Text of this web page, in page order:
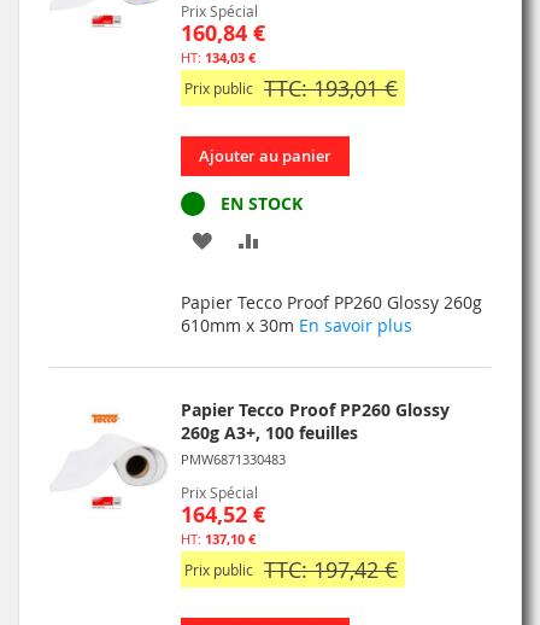
Prix Spécial
160,84 €
134,03 €
Prix public TTC: 193,01 €
Ajouter au panier
EN STOCK
AJOUTER
MA
LISTE
D’ENVIE
COMPARATEUR
Papier Tecco Proof PP260 Glossy 260g
610mm x 30m En savoir plus
Papier Tecco Proof PP260 Glossy
260g A3+, 100 feuilles
PMW6871330483
Prix Spécial
164,52 €
137,10 €
Prix public TTC: 197,42 €